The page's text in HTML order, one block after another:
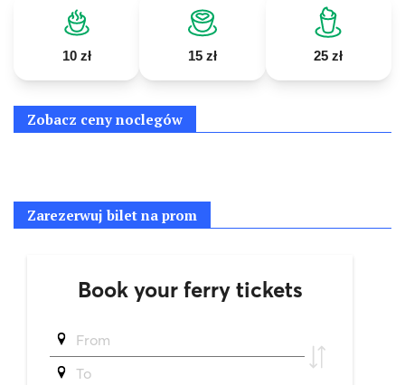
10 zł 15 zł 25 zł
Zobacz ceny noclegów
Zarezerwuj bilet na prom